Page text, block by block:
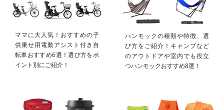
ママに大人気！おすすめの子
供乗せ用電動アシスト付き自
転車おすすめ6選！選び方をポ
イント別にご紹介！
ハンモックの種類や特徴、選
び方をご紹介！キャンプなど
のアウトドアや室内でも役立
つハンモックおすすめ8選！